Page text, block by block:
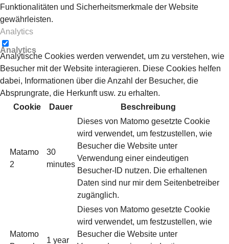
Funktionalitäten und Sicherheitsmerkmale der Website
gewährleisten.
Analytics
Analytics
Analytische Cookies werden verwendet, um zu verstehen, wie
Besucher mit der Website interagieren. Diese Cookies helfen
dabei, Informationen über die Anzahl der Besucher, die
Absprungrate, die Herkunft usw. zu erhalten.
Cookie
Dauer Beschreibung
Matamo
2
30
minutes
Dieses von Matomo gesetzte Cookie
wird verwendet, um festzustellen, wie
Besucher die Website unter
Verwendung einer eindeutigen
Besucher-ID nutzen. Die erhaltenen
Daten sind nur mir dem Seitenbetreiber
zugänglich.
Matomo
1 year
Dieses von Matomo gesetzte Cookie
wird verwendet, um festzustellen, wie
Besucher die Website unter